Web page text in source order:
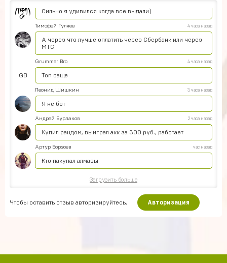
Сильно я удивился когда все выдали)
Тимофей Гуляев 4 часа назад
А через что лучше оплатить через Сбербанк или через
МТС
GB
Grummer Bro 4 часа назад
Топ ваще
Леонид Шишкин 3 часа назад
Я не бот
Андрей Бурлаков 2 часа назад
Купил рандом, выиграл акк за 300 руб., работает
Артур Борзоев час назад
Кто пакупал алмазы
Загрузить больше
Чтобы оставить отзыв авторизируйтесь. Авторизация